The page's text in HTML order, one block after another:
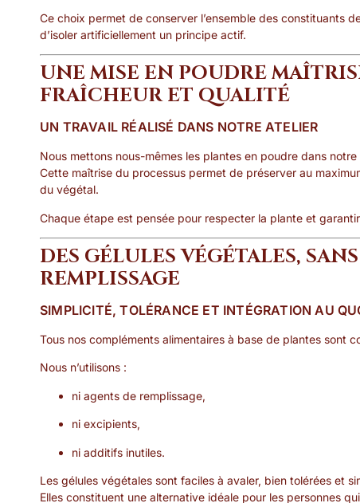
Ce choix permet de conserver l’ensemble des constituants
d’isoler artificiellement un principe actif.
UNE MISE EN POUDRE
FRAÎCHEUR ET QUALITÉ
UN TRAVAIL RÉALISÉ DANS NOTRE ATELIER
Nous mettons nous-mêmes les plantes en poudre dans
Cette maîtrise du processus permet de préserver au
du végétal.
Chaque étape est pensée pour respecter la plante et
DES GÉLULES VÉGÉTALES,
REMPLISSAGE
SIMPLICITÉ, TOLÉRANCE ET INTÉGRATION AU
Tous nos compléments alimentaires à base de plantes sont
Nous n’utilisons :
ni agents de remplissage,
ni excipients,
ni additifs inutiles.
Les gélules végétales sont faciles à avaler, bien tolérées et
Elles constituent une alternative idéale pour les personnes